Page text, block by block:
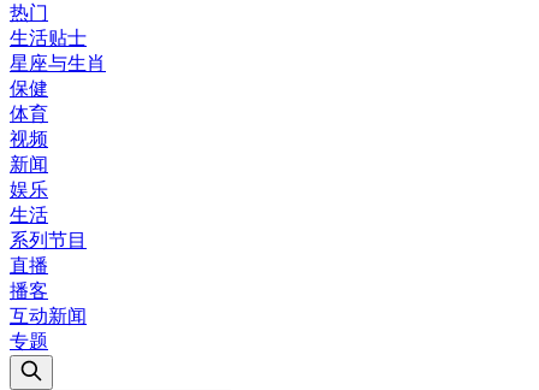
热门
生活贴士
星座与生肖
保健
体育
视频
新闻
娱乐
生活
系列节目
直播
播客
互动新闻
专题